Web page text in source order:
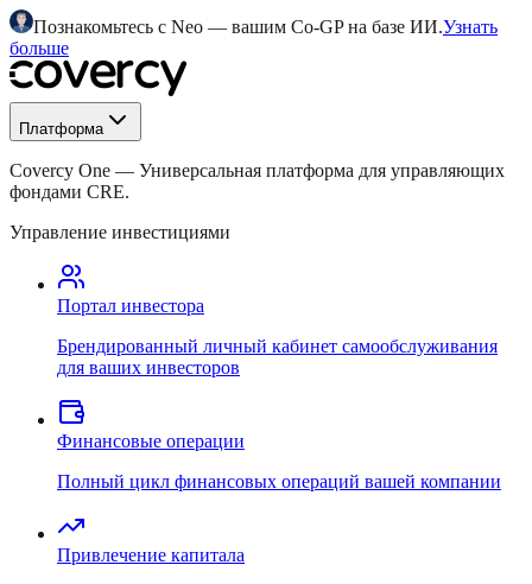
Познакомьтесь с Neo — вашим Co-GP на базе ИИ.Узнать
больше
Платформа
Covercy One — Универсальная платформа для управляющих
фондами CRE.
Управление инвестициями
Портал инвестора
Брендированный личный кабинет самообслуживания
для ваших инвесторов
Финансовые операции
Полный цикл финансовых операций вашей компании
Привлечение капитала